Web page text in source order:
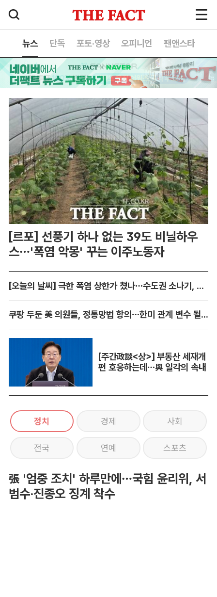
뉴스 단독 포토·영상 오피니언 팬앤스타
[르포] 선풍기 하나 없는 39도 비닐하우
스…'폭염 악몽' 꾸는 이주노동자
[오늘의 날씨] 극한 폭염 상한가 쳤나…수도권 소나기, 동해안에 폭우
쿠팡 두둔 美 의원들, 정통망법 항의…한미 관계 변수 될까
[주간政談<상>] 부동산 세재개
편 호응하는데…與 일각의 속내
정치 경제 사회
전국 연예 스포츠
張 '엄중 조치' 하루만에…국힘 윤리위, 서
범수·진종오 징계 착수